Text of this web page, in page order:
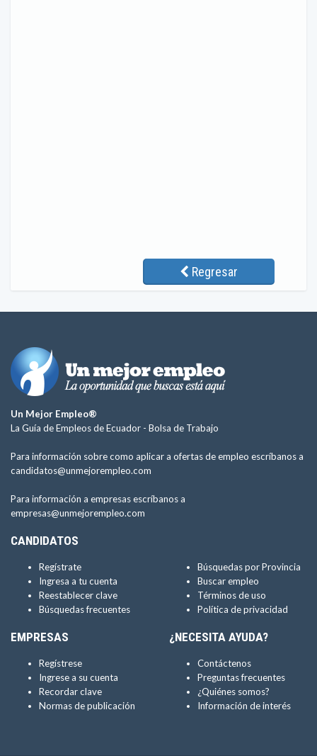
Regresar
Un Mejor Empleo®
La Guía de Empleos de Ecuador - Bolsa de Trabajo
Para información sobre como aplicar a ofertas de empleo escríbanos a
candidatos@unmejorempleo.com
Para información a empresas escríbanos a
empresas@unmejorempleo.com
CANDIDATOS
Regístrate
Ingresa a tu cuenta
Reestablecer clave
Búsquedas frecuentes
Búsquedas por Provincia
Buscar empleo
Términos de uso
Política de privacidad
EMPRESAS
Regístrese
Ingrese a su cuenta
Recordar clave
Normas de publicación
¿NECESITA AYUDA?
Contáctenos
Preguntas frecuentes
¿Quiénes somos?
Información de interés